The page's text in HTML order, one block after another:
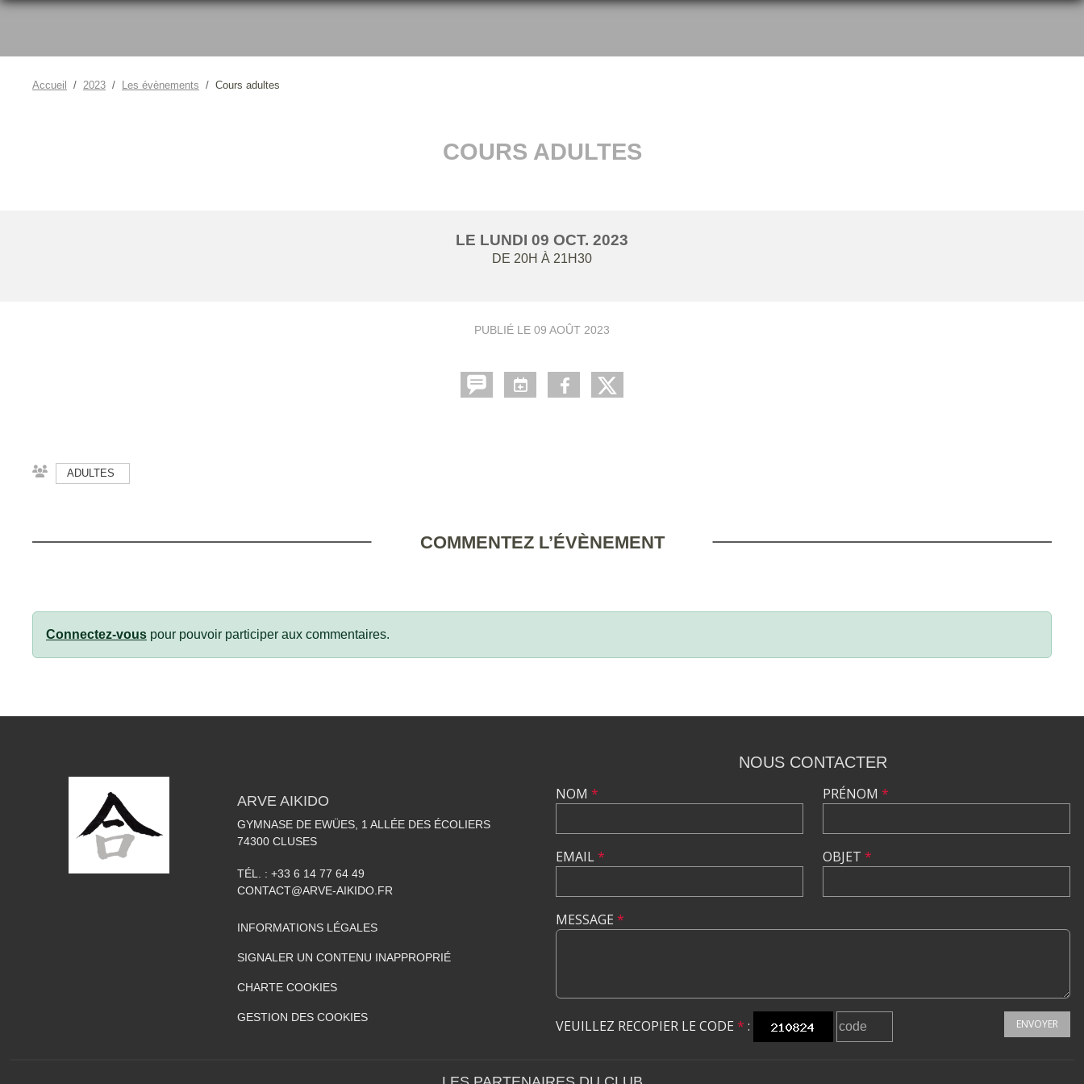
Accueil 2023 Les évènements Cours adultes
COURS ADULTES
LE LUNDI 09 OCT. 2023
DE 20H À 21H30
PUBLIÉ LE 09 AOÛT 2023
ADULTES
COMMENTEZ L’ÉVÈNEMENT
Connectez-vous pour pouvoir participer aux commentaires.
ARVE AIKIDO
GYMNASE DE EWÜES, 1 ALLÉE DES ÉCOLIERS
74300 CLUSES
TÉL. : +33 6 14 77 64 49
CONTACT@ARVE-AIKIDO.FR
INFORMATIONS LÉGALES
SIGNALER UN CONTENU INAPPROPRIÉ
CHARTE COOKIES
GESTION DES COOKIES
NOUS CONTACTER
NOM *
EMAIL*
PRÉNOM *
OBJET *
MESSAGE *
VEUILLEZ RECOPIER LE CODE * : ENVOYER